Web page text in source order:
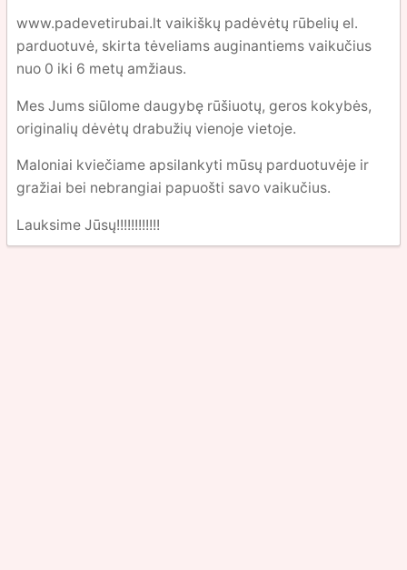
www.padevetirubai.lt vaikiškų padėvėtų rūbelių el.
parduotuvė, skirta tėveliams auginantiems vaikučius
nuo 0 iki 6 metų amžiaus.
Mes Jums siūlome daugybę rūšiuotų, geros kokybės,
originalių dėvėtų drabužių vienoje vietoje.
Maloniai kviečiame apsilankyti mūsų parduotuvėje ir
gražiai bei nebrangiai papuošti savo vaikučius.
Lauksime Jūsų!!!!!!!!!!!!